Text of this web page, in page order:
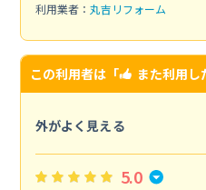
利用業者： 丸吉リフォーム
この利用者は「 また利用し
外がよく見える
5.0